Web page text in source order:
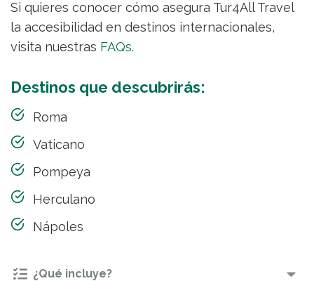
¿Qué incluye?
Si quieres conocer cómo asegura Tur4All Travel
la accesibilidad en destinos internacionales,
visita nuestras FAQs.
Destinos que descubrirás:
Roma
Vaticano
Pompeya
Herculano
Nápoles